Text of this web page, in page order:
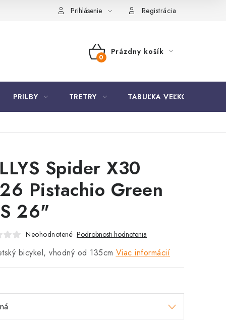
Prihlásenie Registrácia
NÁKUPNÝ
Prázdny košík
PRILBY TRETRY TABUĽKA VEĽKOSTÍ
Spider X30
Pistachio Green
26"
Neohodnotené Podrobnosti hodnotenia
bicykel, vhodný od 135cm Viac informácií